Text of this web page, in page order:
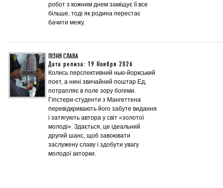
робот з кожним днем заміщує її все
більше, тоді як родина перестає
бачити межу.
ПІЗНЯ СЛАВА
Дата релиза: 19 Ноября 2026
Колись перспективний нью-йоркський
поет, а нині звичайний поштар Ед,
потрапляє в поле зору богеми.
Гіпстери-студенти з Мангеттена
перевідкривають його забуте видання
і затягують автора у світ «золотої
молоді». Здається, це ідеальний
другий шанс, щоб завоювати
заслужену славу і здобути увагу
молодої акторки.